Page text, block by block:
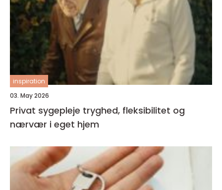
inspiration
03. May 2026
Privat sygepleje tryghed, fleksibilitet og
nærvær i eget hjem